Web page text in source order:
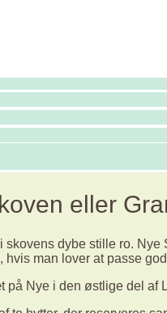
eller
dybe stille ro.
hvis man lover at passe
Nye i den østlige del af